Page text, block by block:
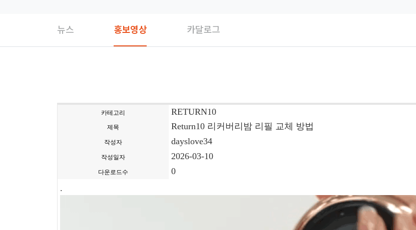
뉴스 홍보영상 카달로그
카테고리 RETURN10
제목 Return10 리커버리밤 리필 교체 방법
작성자 dayslove34
작성일자 2026-03-10
다운로드수
0
.